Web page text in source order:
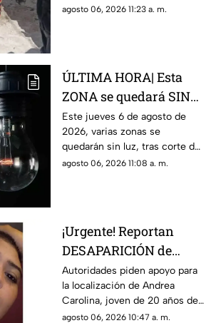
momentos de tensión entre
agosto 06, 2026 11:23 a. m.
ÚLTIMA HORA| Esta
ZONA se quedará SIN
LUZ HOY en Yucatán
tras corte de más de 6
horas
Este jueves 6 de agosto de
2026, varias zonas se
quedarán sin luz, tras corte del
suministro de energía; a
agosto 06, 2026 11:08 a. m.
¡Urgente! Reportan
DESAPARICIÓN de
MUJER de 20 años en el
centro de Mérida;
activan Protocolo Alba
Autoridades piden apoyo para
la localización de Andrea
Carolina, joven de 20 años de
edad en la ciudad de Mérida,
agosto 06, 2026 10:47 a. m.